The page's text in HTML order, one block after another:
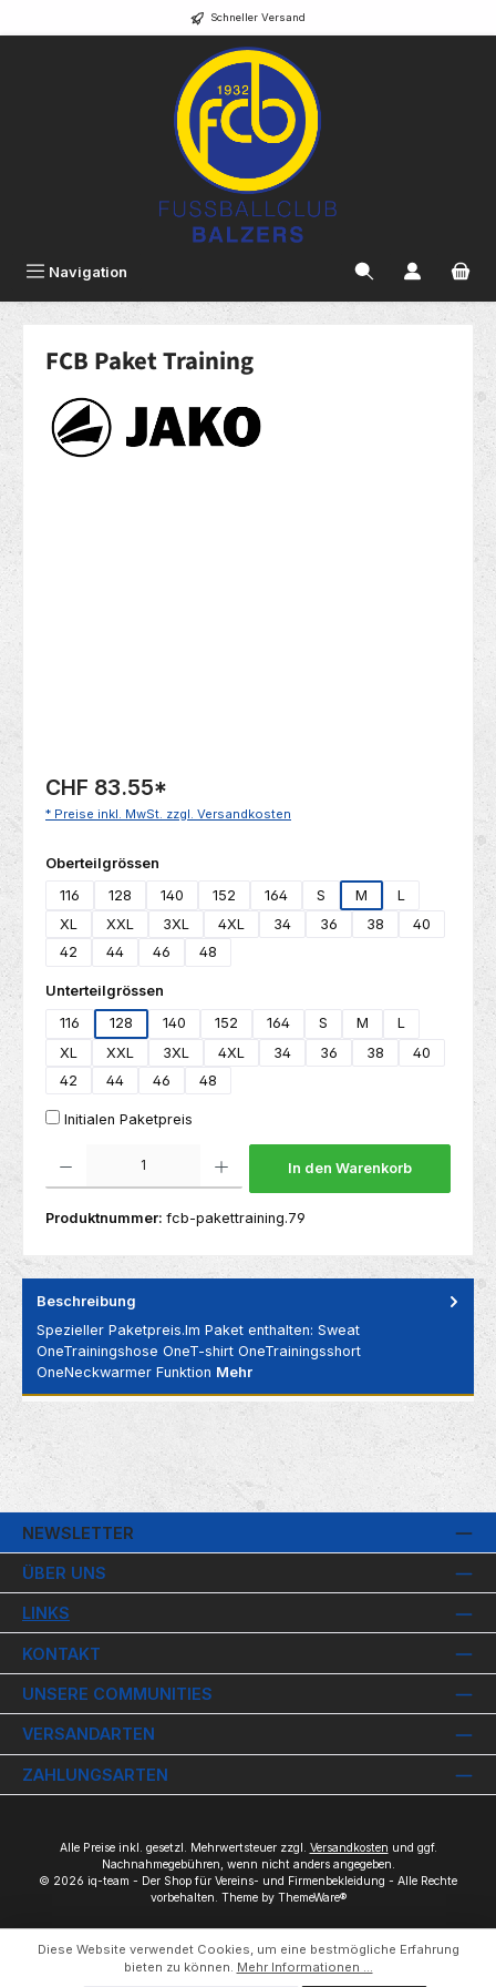
Schneller Versand
Navigation
FCB Paket Training
CHF 83.55*
* Preise inkl. MwSt. zzgl. Versandkosten
Oberteilgrössen
116
128 140 152 164 S M
L
XL
XXL 3XL 4XL 34 36 38
40
42
44 46 48
Unterteilgrössen
116
128 140 152 164 S M
L
XL
XXL 3XL 4XL 34 36 38
40
42
44 46 48
Initialen Paketpreis
In den Warenkorb
Produktnummer: fcb-pakettraining.79
Beschreibung
Spezieller Paketpreis.Im Paket enthalten: Sweat
OneTrainingshose OneT-shirt OneTrainingsshort
OneNeckwarmer Funktion Mehr
NEWSLETTER
ÜBER UNS
LINKS
KONTAKT
UNSERE COMMUNITIES
VERSANDARTEN
ZAHLUNGSARTEN
Alle Preise inkl. gesetzl. Mehrwertsteuer zzgl. Versandkosten und ggf.
Nachnahmegebühren, wenn nicht anders angegeben.
© 2026 iq-team - Der Shop für Vereins- und Firmenbekleidung - Alle Rechte
vorbehalten. Theme by ThemeWare®
Diese Website verwendet Cookies, um eine bestmögliche Erfahrung
bieten zu können. Mehr Informationen ...